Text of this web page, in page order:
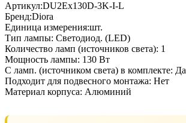
Артикул:DU2Ex130D-3K-I-L
Бренд:Diora
Единица измерения:шт.
Тип лампы: Светодиод. (LED)
Количество ламп (источников света): 1
Мощность лампы: 130 Вт
С ламп. (источником света) в комплекте: Да
Подходит для подвесного монтажа: Нет
Материал корпуса: Алюминий